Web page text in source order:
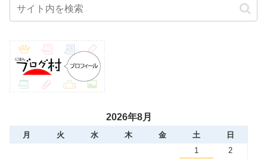
2026年8月
月 火 水 木 金 土
日
1
2